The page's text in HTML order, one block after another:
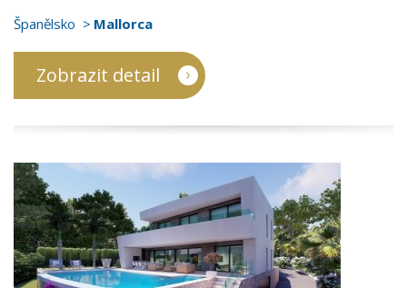
Španělsko Mallorca
Zobrazit detail